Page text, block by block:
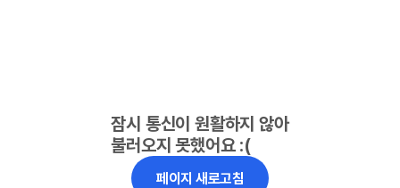
잠시 통신이 원활하지 않아
불러오지 못했어요 :(
페이지 새로고침